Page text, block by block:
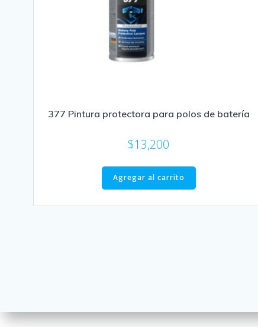
377 Pintura protectora para polos de batería
$13,200
Agregar al carrito